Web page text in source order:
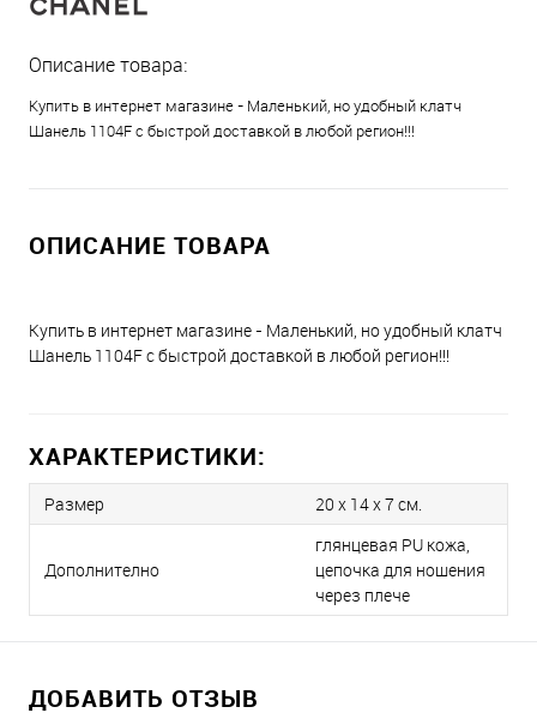
Описание товара:
Купить в интернет магазине - Маленький, но удобный клатч
Шанель 1104F с быстрой доставкой в любой регион!!!
ОПИСАНИЕ ТОВАРА
Купить в интернет магазине - Маленький, но удобный клатч
Шанель 1104F с быстрой доставкой в любой регион!!!
ХАРАКТЕРИСТИКИ:
Размер 20 х 14 x 7 см.
Дополнително
глянцевая PU кожа,
цепочка для ношения
через плече
ДОБАВИТЬ ОТЗЫВ